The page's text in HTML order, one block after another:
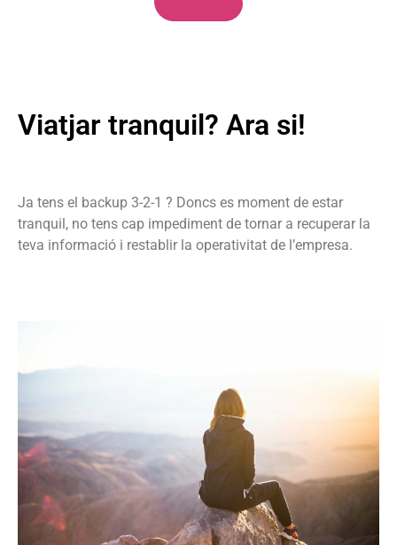
Viatjar tranquil? Ara si!
Ja tens el backup 3-2-1 ? Doncs es moment de estar
tranquil, no tens cap impediment de tornar a recuperar la
teva informació i restablir la operativitat de l’empresa.